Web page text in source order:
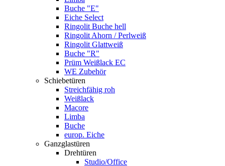
Buche "E"
Eiche Select
Ringolit Buche hell
Ringolit Ahorn / Perlweiß
Ringolit Glattweiß
Buche "R"
Prüm Weißlack EC
WE Zubehör
Schiebetüren
Streichfähig roh
Weißlack
Macore
Limba
Buche
europ. Eiche
Ganzglastüren
Drehtüren
Studio/Office